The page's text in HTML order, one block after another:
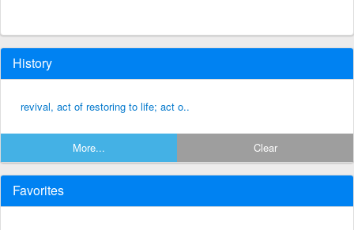
History
revival, act of restoring to life; act o..
More... Clear
Favorites